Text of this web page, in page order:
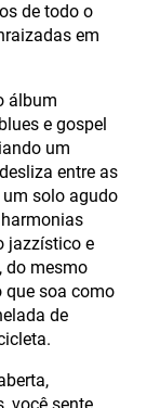
de todo o
em
álbum
e gospel
um
entre as
um solo agudo
jazzístico e
do mesmo
que soa como
de